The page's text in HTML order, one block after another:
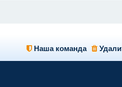
Наша команда